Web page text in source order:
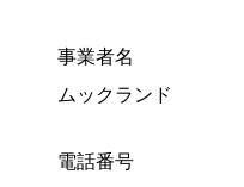
事業者名
ムックランド
電話番号